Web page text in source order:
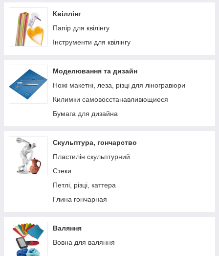
Контури, фарби для скрапбукінгу
Фетр, фоамиран, креп виробний
Брадси
Бульонки
Штампи для скрапбукінгу
Фігурні дироколи
Заготовки для декорування
Квіллінг
Папір для квілінгу
Інструменти для квілінгу
Моделювання та дизайн
Ножі макетні, леза, різці для ліногравюри
Килимки самовосстанавливющиеся
Бумага для дизайна
Скульптура, гончарство
Пластилін скульптурний
Стеки
Петлі, різці, каттера
Глина гончарная
Валяння
Вовна для валяння